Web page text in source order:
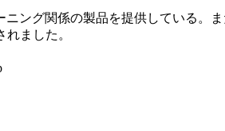
ング関係の製品を提供している。
ました。